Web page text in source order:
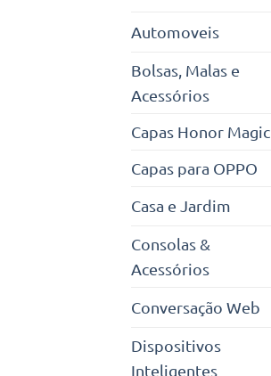
Automoveis
Bolsas, Malas e
Acessórios
Capas Honor Magic
Capas para OPPO
Casa e Jardim
Consolas &
Acessórios
Conversação Web
Dispositivos
Inteligentes